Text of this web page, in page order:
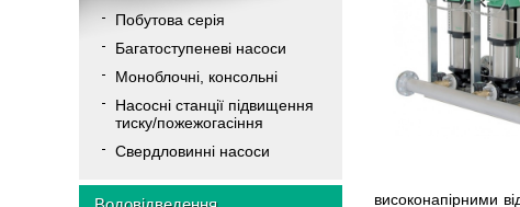
Побутова серія
Багатоступеневі насоси
Моноблочні, консольні
Насосні станції підвищення
тиску/пожежогасіння
Свердловинні насоси
високонапірними